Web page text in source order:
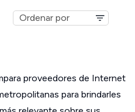
proveedores de Internet
para brindarles